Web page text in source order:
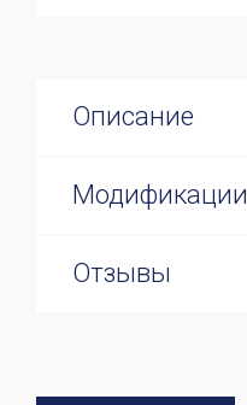
Описание
Модификации
Отзывы